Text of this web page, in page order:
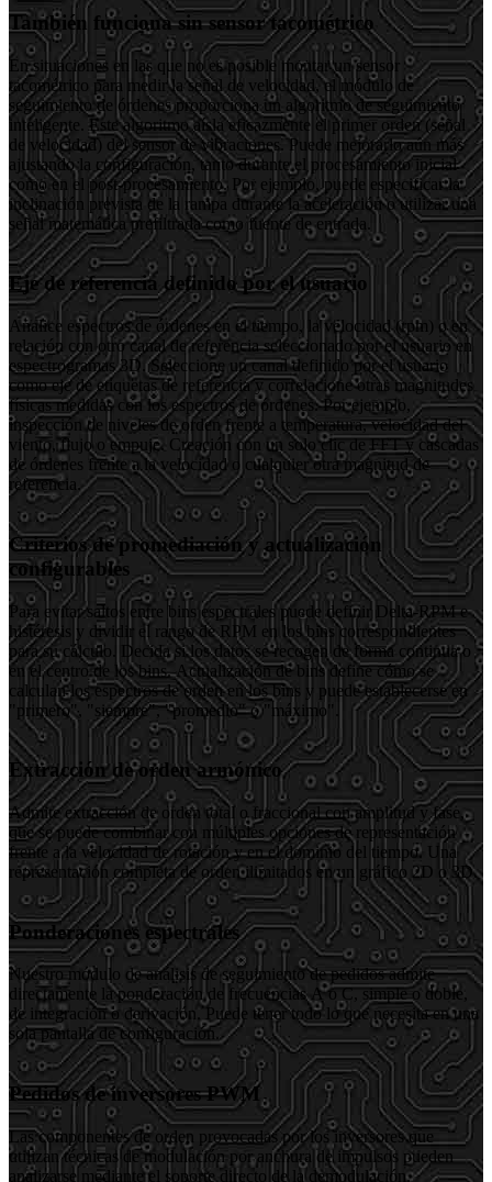
También funciona sin sensor tacométrico
En situaciones en las que no es posible montar un sensor
tacométrico para medir la señal de velocidad, el módulo de
seguimiento de órdenes proporciona un algoritmo de seguimiento
inteligente. Este algoritmo aísla eficazmente el primer orden (señal
de velocidad) del sensor de vibraciones. Puede mejorarlo aún más
ajustando la configuración, tanto durante el procesamiento inicial
como en el post-procesamiento. Por ejemplo, puede especificar la
inclinación prevista de la rampa durante la aceleración o utilizar una
señal matemática prefiltrada como fuente de entrada.
Eje de referencia definido por el usuario
Analice espectros de órdenes en el tiempo, la velocidad (rpm) o en
relación con otro canal de referencia seleccionado por el usuario en
espectrogramas 3D. Seleccione un canal definido por el usuario
como eje de etiquetas de referencia y correlacione otras magnitudes
físicas medidas con los espectros de órdenes. Por ejemplo,
inspección de niveles de orden frente a temperatura, velocidad del
viento, flujo o empuje. Creación con un solo clic de FFT y cascadas
de órdenes frente a la velocidad o cualquier otra magnitud de
referencia.
Criterios de promediación y actualización
configurables
Para evitar saltos entre bins espectrales puede definir Delta-RPM e
histéresis y dividir el rango de RPM en los bins correspondientes
para su cálculo. Decida si los datos se recogen de forma continua o
en el centro de los bins. Actualización de bins define cómo se
calculan los espectros de orden en los bins y puede establecerse en
"primero", "siempre", "promedio" o "máximo".
Extracción de orden armónico
Admite extracción de orden total o fraccional con amplitud y fase,
que se puede combinar con múltiples opciones de representación
frente a la velocidad de rotación y en el dominio del tiempo. Una
representación completa de orden ilimitados en un gráfico 2D o 3D.
Ponderaciones espectrales
Nuestro módulo de análisis de seguimiento de pedidos admite
directamente la ponderación de frecuencias A o C, simple o doble,
de integración o derivación. Puede tener todo lo que necesita en una
sola pantalla de configuración.
Pedidos de inversores PWM
Las componentes de orden provocadas por los inversores que
utilizan técnicas de modulación por anchura de impulsos pueden
analizarse mediante el soporte directo de la demodulación.